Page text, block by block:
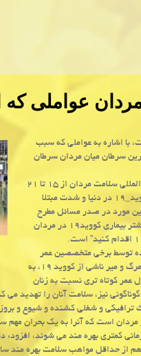
عواملی
با اشاره به عواملی كه سبب
سرطان میان مردان سرطان
با اشاره به اینکه هفته بین المللی سلامت مردان از ۱۵ تا ۲۱
ژوئن برگزار می شود، اظهار داشت: امسال با عنایت به شیوع کووید_۱۹ در دنیا و شدت مبتلا
مورد در صدر مسائل مطرح
شده در هفته سلامت مردان قرار گیرد. امسال به علت شیوع بیشتر بیماری کووید۱۹ در مردان
توسط برخی متخصصین عمر
مردان کوتاه تر از زنان است بیان می شود، اضافه کرد: علاوه بر مرگ و میر ناشی از کووید ۱۹، به
عمر کوتاه تری نسبت به زنان
نیز، سلامت آنان را تهدید می
ترافیکی و شغلی کشنده و شیوع و
مردان است که آنرا به یک بحران مهم
کمتری بهره مند می شوند،
هم از حداقل مواهب سلامت بهره مند